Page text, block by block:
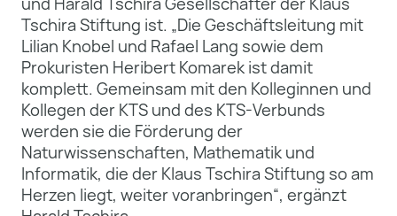
Tschira Stiftung ist. „Die Geschäftsleitung mit
Lilian Knobel und Rafael Lang sowie dem
Prokuristen Heribert Komarek ist damit
komplett. Gemeinsam mit den Kolleginnen und
Kollegen der KTS und des KTS-Verbunds
werden sie die Förderung der
Naturwissenschaften, Mathematik und
Informatik, die der Klaus Tschira Stiftung so am
Herzen liegt, weiter voranbringen“, ergänzt